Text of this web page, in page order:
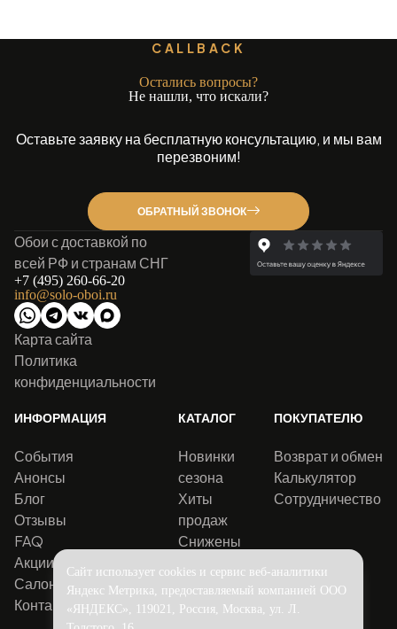
CALLBACK
Остались вопросы?
Не нашли, что искали?
Оставьте заявку на бесплатную консультацию, и мы вам
перезвоним!
ОБРАТНЫЙ ЗВОНОК
Обои с доставкой по
всей РФ и странам СНГ
+7 (495) 260-66-20
info@solo-oboi.ru
Карта сайта
Политика
конфиденциальности
ИНФОРМАЦИЯ
События
Анонсы
Блог
Отзывы
FAQ
Акции
Салоны
Контакты
КАТАЛОГ
Новинки
сезона
Хиты
продаж
Снижены
ПОКУПАТЕЛЮ
Возврат и обмен
Калькулятор
Сотрудничество
Сайт использует cookies и сервис веб-аналитики
Яндекс Метрика, предоставляемый компанией ООО
«ЯНДЕКС», 119021, Россия, Москва, ул. Л.